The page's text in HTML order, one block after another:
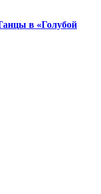
в «Голубой